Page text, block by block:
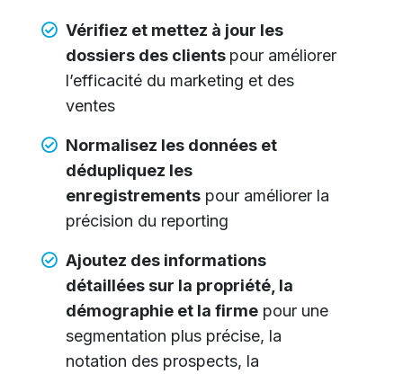
Vérifiez et mettez à jour les
dossiers des clients pour améliorer
l’efficacité du marketing et des
ventes
Normalisez les données et
dédupliquez les
enregistrements pour améliorer la
précision du reporting
Ajoutez des informations
détaillées sur la propriété, la
démographie et la firme pour une
segmentation plus précise, la
notation des prospects, la